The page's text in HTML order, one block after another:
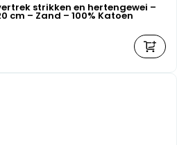
strikken en hertengewei –
cm – Zand – 100% Katoen